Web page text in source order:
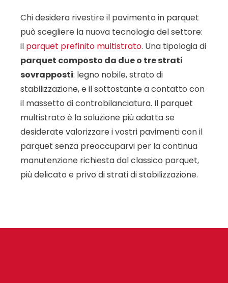
Chi desidera rivestire il pavimento in parquet
può scegliere la nuova tecnologia del settore:
il parquet prefinito multistrato. Una tipologia di
parquet composto da due o tre strati
sovrapposti: legno nobile, strato di
stabilizzazione, e il sottostante a contatto con
il massetto di controbilanciatura. Il parquet
multistrato è la soluzione più adatta se
desiderate valorizzare i vostri pavimenti con il
parquet senza preoccuparvi per la continua
manutenzione richiesta dal classico parquet,
più delicato e privo di strati di stabilizzazione.